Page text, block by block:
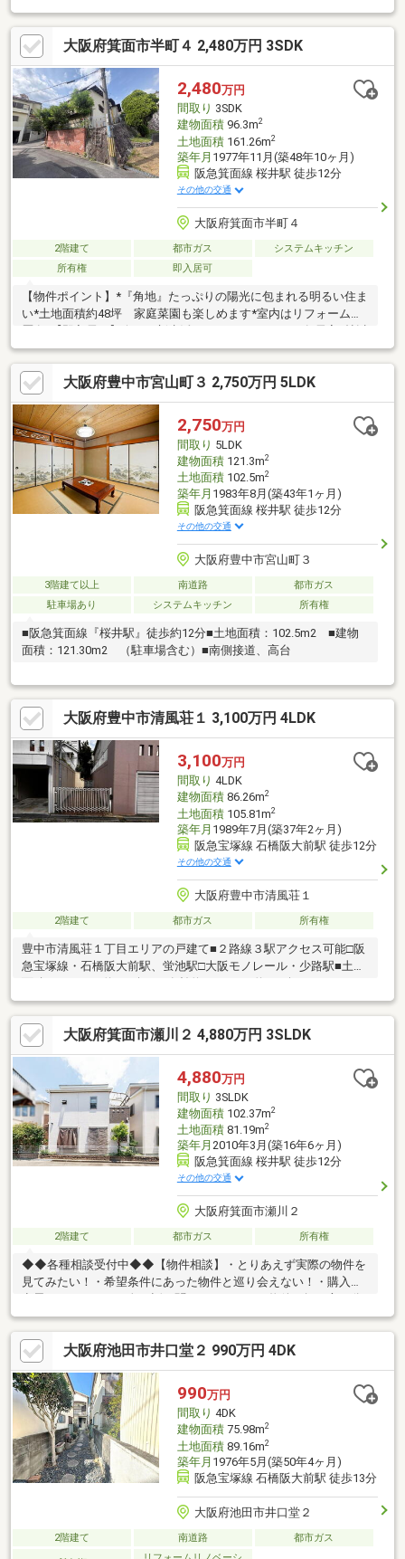
ース・掘込式)奥行約4.9ｍ×間口約2.5ｍ×高さ約1.6ｍ※増築未登記
有：１階ＬＤＫ一部約2.48㎡【リフォーム内容】・システムキッ
チン新調・ガス給湯器新調・シャワー付き洗面化粧台新調・温水
洗浄便座付きトイレ新調・クロス張替（全居室）・床クッション
フロア上張り（LDK、洗面室、トイレ、洋室6.5帖、納戸）・コン
セント、スイッチプレート新調・TVモニターホン取付・玄関収納
取付・外壁塗装工事・耐震補強工事
大阪府箕面市半町４ 2,480万円 3SDK
2,480万円
間取り 3SDK
建物面積96.3m2
土地面積161.26m2
築年月 1977年11月(築48年10ヶ月)
阪急箕面線 桜井駅 徒歩12分
その他の交通
大阪府箕面市半町４
2階建て 都市ガス
システムキッチン
所有権
即入居可
【物件ポイント】*『角地』たっぷりの陽光に包まれる明るい住ま
い*土地面積約48坪 家庭菜園も楽しめます*室内はリフォーム履
上を確保 ゆったりした間取りプラン*各居室収納＋納戸『収納力
の高いプラン』*２階には8畳和室＋6畳和室 ほっこりできる空間
*阪急箕面線「桜井駅」徒歩12分*毎日のお買物や子育て施設が充
実*2023年 給湯器交換済◆建物状況調査報告書有 安心の中古
戸建◆～現況は空家につき気兼ねなくご内覧可能です～
大阪府豊中市宮山町３ 2,750万円 5LDK
2,750万円
間取り 5LDK
建物面積121.3m2
土地面積102.5m2
築年月 1983年8月(築43年1ヶ月)
阪急箕面線 桜井駅 徒歩12分
その他の交通
大阪府豊中市宮山町３
3階建て以上 南道路
都市ガス
駐車場あり
システムキッチン 所有権
■阪急箕面線『桜井駅』徒歩約12分■土地面積：102.5m2 ■建物
面積：121.30m2 （駐車場含む）■南側接道、高台
大阪府豊中市清風荘１ 3,100万円 4LDK
3,100万円
間取り 4LDK
建物面積86.26m2
土地面積105.81m2
築年月 1989年7月(築37年2ヶ月)
阪急宝塚線 石橋阪大前駅 徒歩12分
その他の交通
大阪府豊中市清風荘１
2階建て 都市ガス 所有権
豊中市清風荘１丁目エリアの戸建て■２路線３駅アクセス可能□阪
急宝塚線・石橋阪大前駅、蛍池駅□大阪モノレール・少路駅■土地
■4LDK86.26㎡（約26.0坪）+屋根裏収納■1989（平成１）年７月
築■間口約2.7ｍ駐車１台可能※サイズ制限有周辺環境ーーー■豊中
市立刀根山小学校 徒歩約14分■豊中市立第十八中学校 徒歩約
15分
大阪府箕面市瀬川２ 4,880万円 3SLDK
4,880万円
間取り 3SLDK
建物面積102.37m2
土地面積81.19m2
築年月 2010年3月(築16年6ヶ月)
阪急箕面線 桜井駅 徒歩12分
その他の交通
大阪府箕面市瀬川２
2階建て 都市ガス 所有権
◆◆各種相談受付中◆◆【物件相談】・とりあえず実際の物件を
見てみたい！・希望条件にあった物件と巡り会えない！・購入の
からない！・色々みて比較検討をしたい！【リフォーム相談】弊
社では、リフォーム工事専門チームがいる為、専門のスタッフが
お客様のお悩みに合わせてお話をうかがい、お客様のニーズに合
わせたご提案をさせていただいております♪お客様の条件などをし
っかりとおうかがいさせていただき、お家探しのパートナーとし
てサポートさせていただきます♪現地ご内覧ご希望のお客様は、お
電話いただければスムーズにご案内させていただけます
大阪府池田市井口堂２ 990万円 4DK
990万円
間取り 4DK
建物面積75.98m2
土地面積89.16m2
築年月 1976年5月(築50年4ヶ月)
阪急宝塚線 石橋阪大前駅 徒歩13分
大阪府池田市井口堂２
2階建て 南道路 都市ガス